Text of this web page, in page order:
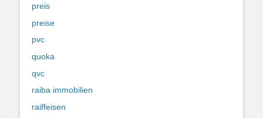
preis
preise
pvc
quoka
qvc
raiba immobilien
raiffeisen